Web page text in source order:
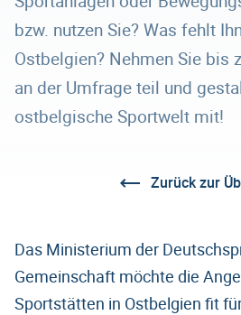
bzw. nutzen Sie? Was fehlt
Ostbelgien? Nehmen Sie bis
an der Umfrage teil und
ostbelgische Sportwelt mit!
Zurück zur
Das Ministerium der
Gemeinschaft möchte die
Sportstätten in Ostbelgien fit